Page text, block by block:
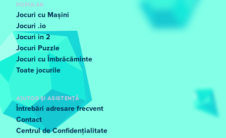
POPULAR
Jocuri cu Mașini
Jocuri .io
Jocuri in 2
Jocuri Puzzle
Jocuri cu Îmbrăcăminte
Toate jocurile
AJUTOR ȘI ASISTENȚĂ
Întrebări adresare frecvent
Contact
Centrul de Confidențialitate